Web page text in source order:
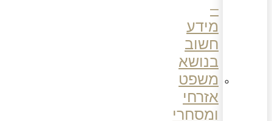
מידע
חשוב
בנושא
משפט
אזרחי
ומסחרי